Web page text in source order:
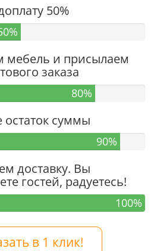
50%
и присылаем
заказа
80%
остаток суммы
90%
доставку. Вы
гостей, радуетесь!
100%
в 1 клик!